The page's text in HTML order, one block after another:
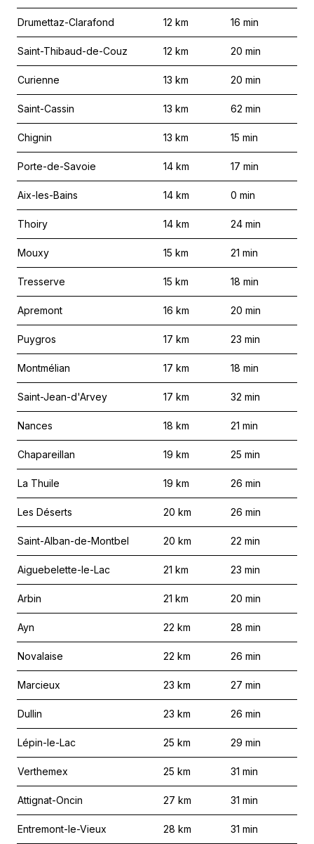
Drumettaz-Clarafond 12 km 16 min
Saint-Thibaud-de-Couz 12 km 20 min
Curienne 13 km 20 min
Saint-Cassin 13 km 62 min
Chignin 13 km 15 min
Porte-de-Savoie 14 km 17 min
Aix-les-Bains 14 km 0 min
Thoiry 14 km 24 min
Mouxy 15 km 21 min
Tresserve 15 km 18 min
Apremont 16 km 20 min
Puygros 17 km 23 min
Montmélian 17 km 18 min
Saint-Jean-d'Arvey 17 km 32 min
Nances 18 km 21 min
Chapareillan 19 km 25 min
La Thuile 19 km 26 min
Les Déserts 20 km 26 min
Saint-Alban-de-Montbel 20 km 22 min
Aiguebelette-le-Lac 21 km 23 min
Arbin 21 km 20 min
Ayn 22 km 28 min
Novalaise 22 km 26 min
Marcieux 23 km 27 min
Dullin 23 km 26 min
Lépin-le-Lac 25 km 29 min
Verthemex 25 km 31 min
Attignat-Oncin 27 km 31 min
Entremont-le-Vieux 28 km 31 min